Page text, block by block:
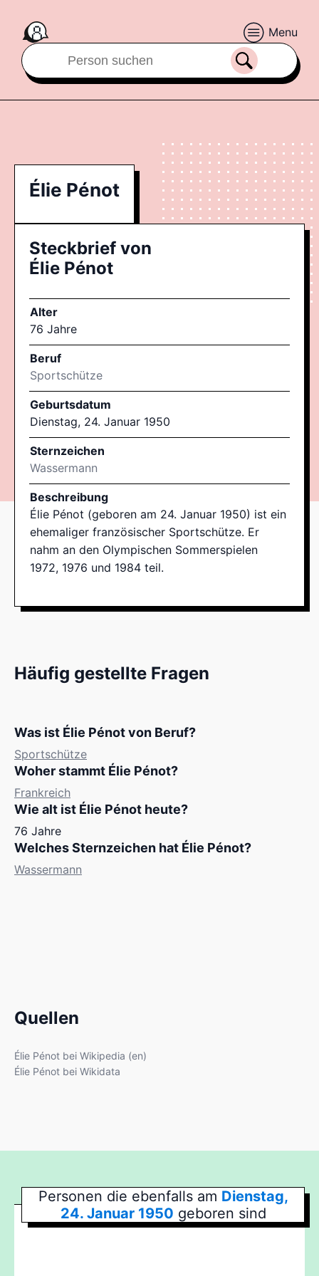
Menu
Élie Pénot
Steckbrief von
Élie Pénot
Alter
76 Jahre
Beruf
Sportschütze
Geburtsdatum
Dienstag, 24. Januar 1950
Sternzeichen
Wassermann
Beschreibung
Élie Pénot (geboren am 24. Januar 1950) ist ein
ehemaliger französischer Sportschütze. Er
nahm an den Olympischen Sommerspielen
1972, 1976 und 1984 teil.
Häufig gestellte Fragen
Was ist Élie Pénot von Beruf?
Sportschütze
Woher stammt Élie Pénot?
Frankreich
Wie alt ist Élie Pénot heute?
76 Jahre
Welches Sternzeichen hat Élie Pénot?
Wassermann
Quellen
Élie Pénot bei Wikipedia (en)
Élie Pénot bei Wikidata
Personen die ebenfalls am Dienstag,
24. Januar 1950 geboren sind